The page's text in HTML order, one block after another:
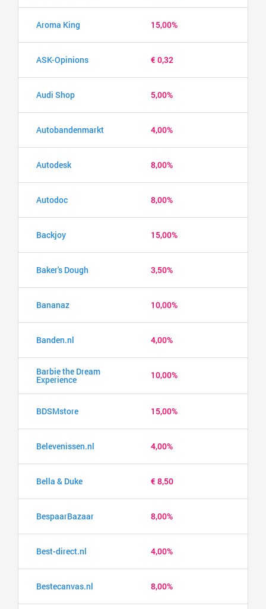
Aroma King 15,00%
ASK-Opinions € 0,32
Audi Shop 5,00%
Autobandenmarkt 4,00%
Autodesk 8,00%
Autodoc 8,00%
Backjoy 15,00%
Baker's Dough 3,50%
Bananaz 10,00%
Banden.nl 4,00%
Barbie the Dream
Experience 10,00%
BDSMstore 15,00%
Belevenissen.nl 4,00%
Bella & Duke € 8,50
BespaarBazaar 8,00%
Best-direct.nl 4,00%
Bestecanvas.nl 8,00%